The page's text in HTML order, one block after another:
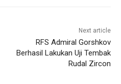
Next article
RFS Admiral Gorshkov
Berhasil Lakukan Uji Tembak
Rudal Zircon